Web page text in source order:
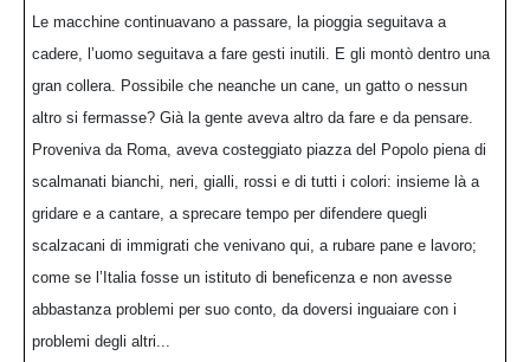
Le macchine continuavano a passare, la pioggia seguitava a
cadere, l’uomo seguitava a fare gesti inutili. E gli montò dentro una
gran collera. Possibile che neanche un cane, un gatto o nessun
altro si fermasse? Già la gente aveva altro da fare e da pensare.
Proveniva da Roma, aveva costeggiato piazza del Popolo piena di
scalmanati bianchi, neri, gialli, rossi e di tutti i colori: insieme là a
gridare e a cantare, a sprecare tempo per difendere quegli
scalzacani di immigrati che venivano qui, a rubare pane e lavoro;
come se l’Italia fosse un istituto di beneficenza e non avesse
abbastanza problemi per suo conto, da doversi inguaiare con i
problemi degli altri...